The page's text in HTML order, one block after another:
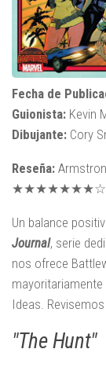
Fecha de
Guionista: Kevin
Dibujante: Cory
Reseña:
Un balance
Journal, serie
nos ofrece
Ideas.
"The Hunt"